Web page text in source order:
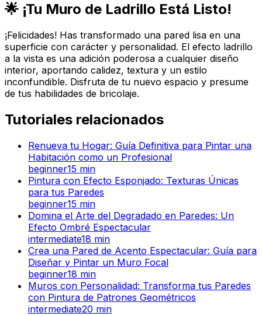
🌟 ¡Tu Muro de Ladrillo Está Listo!
¡Felicidades! Has transformado una pared lisa en una
superficie con carácter y personalidad. El efecto ladrillo
a la vista es una adición poderosa a cualquier diseño
interior, aportando calidez, textura y un estilo
inconfundible. Disfruta de tu nuevo espacio y presume
de tus habilidades de bricolaje.
Tutoriales relacionados
Renueva tu Hogar: Guía Definitiva para Pintar una
Habitación como un Profesional
beginner15 min
Pintura con Efecto Esponjado: Texturas Únicas
para tus Paredes
beginner15 min
Domina el Arte del Degradado en Paredes: Un
Efecto Ombré Espectacular
intermediate18 min
Crea una Pared de Acento Espectacular: Guía para
Diseñar y Pintar un Muro Focal
beginner18 min
Muros con Personalidad: Transforma tus Paredes
con Pintura de Patrones Geométricos
intermediate20 min